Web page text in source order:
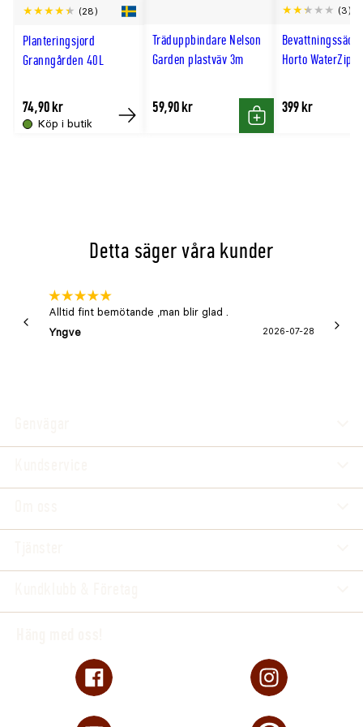
Planteringsjord
Granngården 40L
(28)
Köp i butik
74,90 kr
Köp
Träduppbindare Nelson
Garden plastväv 3m
59,90 kr
Köp
Bevattningssäck
Horto WaterZip
(3)
399 kr
Detta säger våra kunder
Alltid fint bemötande ,man blir glad .
Yngve
2026-07-28